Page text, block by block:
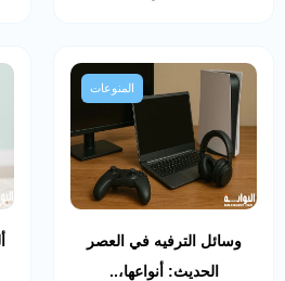
المنوعات
وسائل الترفيه في العصر
الحديث: أنواعها،..